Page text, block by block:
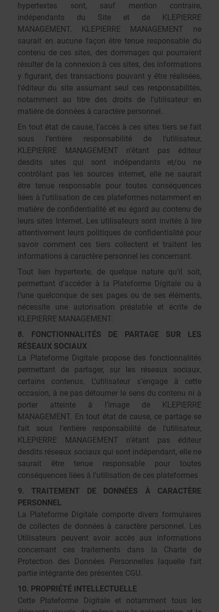
hypertextes sont, sauf mention contraire,
indépendants du Site et de KLEPIERRE
MANAGEMENT. KLEPIERRE MANAGEMENT ne
saurait en aucune façon être tenue responsable du
contenu de ces sites, des dommages qui pourraient
résulter de la connexion à ces sites, des informations
y figurant, des transactions pouvant y être réalisées,
l'éditeur du site assumant seul ces responsabilités,
notamment au titre des droits de l’utilisateur en
matière de données à caractère personnel.
En tout état de cause, l’accès à ces sites tiers se fait
sous l’entière responsabilité de l’utilisateur,
KLEPIERRE MANAGEMENT n’étant pas éditeur
desdits sites qui sont indépendants et/ou ne
contrôlant pas les sources internet, elle ne saurait
être tenue responsable pour toutes conséquences
liées à l’utilisation de ces plateformes notamment en
matière de confidentialité et eu égard au contenu de
leurs sites Internet. Les utilisateurs sont invités à lire
attentivement leurs politiques de confidentialité pour
savoir comment ces tiers collectent et traitent les
informations à caractère personnel les concernant.
Tout lien hypertexte, de quelque nature qu’il soit,
permettant d’accéder à la Plateforme Digitale ou à
l’une quelconque de ses pages ou de ses éléments,
nécessite une autorisation préalable et écrite de
KLEPIERRE MANAGEMENT.
8. FONCTIONNALITÉS DE PARTAGE SUR LES
RÉSEAUX SOCIAUX
La Plateforme Digitale propose des fonctionnalités
permettant de partager, sur les réseaux sociaux,
certains contenus. L’utilisateur s’engage à cette
occasion, à ne pas détourner le sens du contenu ni à
porter atteinte à l’image de KLEPIERRE
MANAGEMENT. En tout état de cause, ce partage se
fait sous l’entière responsabilité de l’utilisateur,
KLEPIERRE MANAGEMENT n’étant pas éditeur
desdits réseaux sociaux qui sont indépendant, elle ne
saurait être tenue responsable pour toutes
conséquences liées à l’utilisation de ces plateformes
9. TRAITEMENT DE DONNÉES À CARACTÈRE
PERSONNEL
La Plateforme Digitale comporte divers formulaires
de collectes de données à caractère personnel. Les
Utilisateurs peuvent avoir accès aux informations
concernant ces traitements dans la Charte de
Protection des Données Personnelles laquelle fait
partie intégrante des présentes CGU.
10. PROPRIÉTÉ INTELLECTUELLE
Cette Plateforme Digitale et notamment tous les